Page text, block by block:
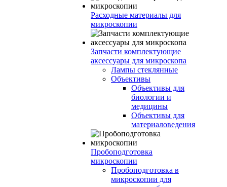
Расходные материалы для
микроскопии
Запчасти комплектующие
аксессуары для микроскопа
Лампы стеклянные
Объективы
Объективы для
биологии и
медицины
Объективы для
материаловедения
Пробоподготовка
микроскопии
Пробоподготовка в
микроскопии для